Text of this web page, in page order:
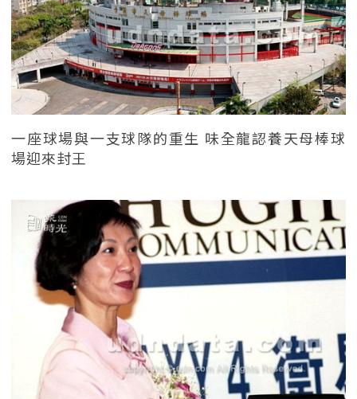
一座球場與一支球隊的重生 味全龍認養天母棒球
場迎來封王